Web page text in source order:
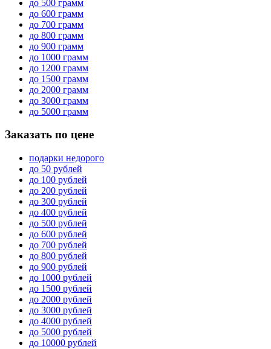
до 500 грамм
до 600 грамм
до 700 грамм
до 800 грамм
до 900 грамм
до 1000 грамм
до 1200 грамм
до 1500 грамм
до 2000 грамм
до 3000 грамм
до 5000 грамм
Заказать по цене
подарки недорого
до 50 рублей
до 100 рублей
до 200 рублей
до 300 рублей
до 400 рублей
до 500 рублей
до 600 рублей
до 700 рублей
до 800 рублей
до 900 рублей
до 1000 рублей
до 1500 рублей
до 2000 рублей
до 3000 рублей
до 4000 рублей
до 5000 рублей
до 10000 рублей